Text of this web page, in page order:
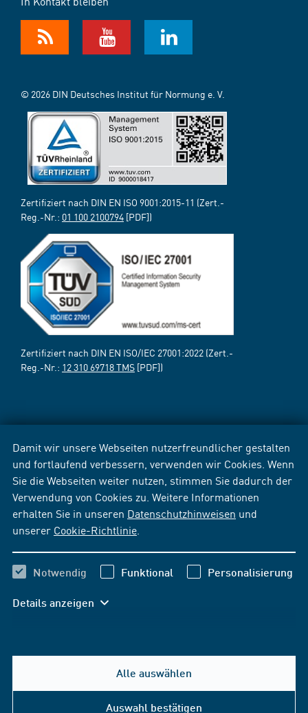
Damit wir unsere Webseiten nutzerfreundlicher gestalten
und fortlaufend verbessern, verwenden wir Cookies. Wenn
Sie die Webseiten weiter nutzen, stimmen Sie dadurch der
Verwendung von Cookies zu. Weitere Informationen
erhalten Sie in unseren Datenschutzhinweisen und
unserer Cookie-Richtlinie
Notwendig Funktional Personalisierung
Details anzeigen
Alle auswählen
Auswahl bestätigen
© 2026 DIN Deutsches Institut für Normung e. V.
Zertifiziert nach DIN EN ISO 9001:2015-11 (Zert.-
Reg.-Nr.: 01 100 2100794 [PDF])
Zertifiziert nach DIN EN ISO/IEC 27001:2022 (Zert.-
Reg.-Nr.: 12 310 69718 TMS [PDF])